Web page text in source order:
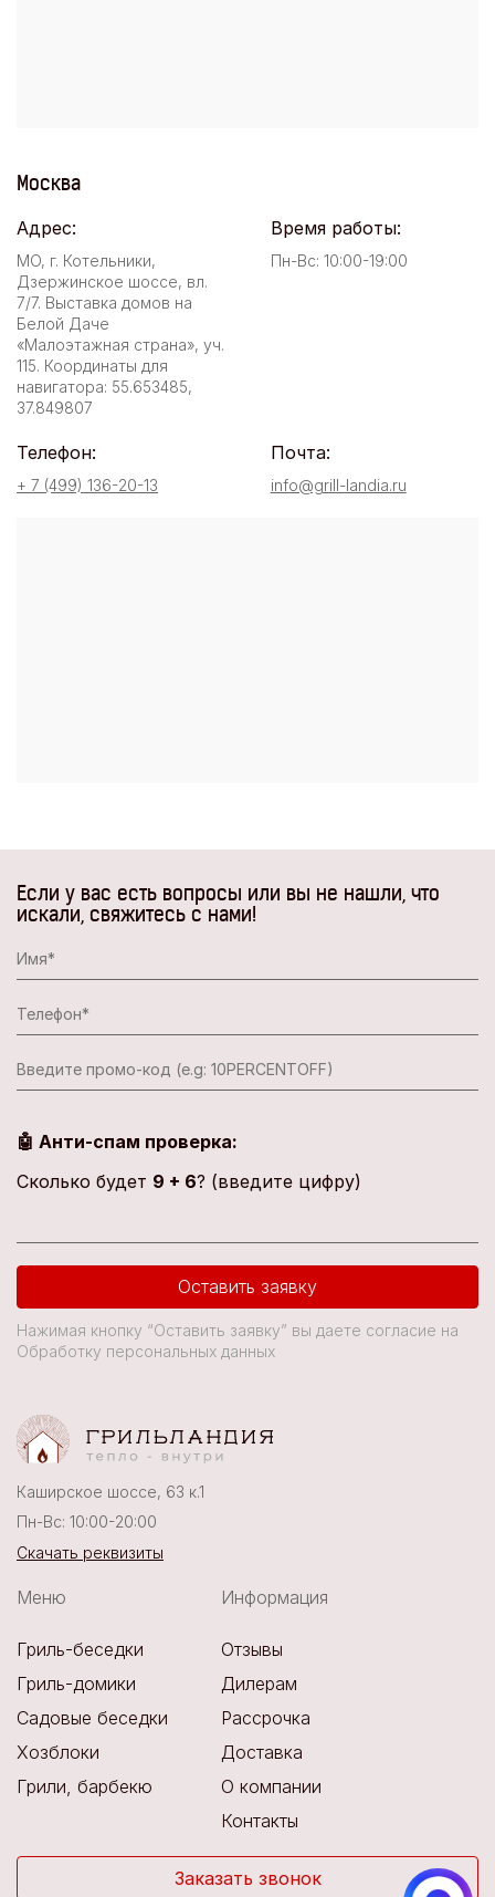
Москва
Адрес:
МО, г. Котельники,
Дзержинское шоссе, вл.
7/7. Выставка домов на
Белой Даче
«Малоэтажная страна», уч.
115. Координаты для
навигатора: 55.653485,
37.849807
Время работы:
Пн-Вс: 10:00-19:00
Телефон:
+ 7 (499) 136-20-13
Почта:
info@grill-landia.ru
Если у вас есть вопросы или вы не нашли, что
искали, свяжитесь с нами!
🤖 Анти-спам проверка:
Сколько будет 9 + 6? (введите цифру)
Оставить заявку
Нажимая кнопку “Оставить заявку” вы даете согласие на
Обработку персональных данных
Каширское шоссе, 63 к.1
Пн-Вс: 10:00-20:00
Скачать реквизиты
Меню
Гриль-беседки
Гриль-домики
Садовые беседки
Хозблоки
Грили, барбекю
Информация
Отзывы
Дилерам
Рассрочка
Доставка
О компании
Контакты
Заказать звонок